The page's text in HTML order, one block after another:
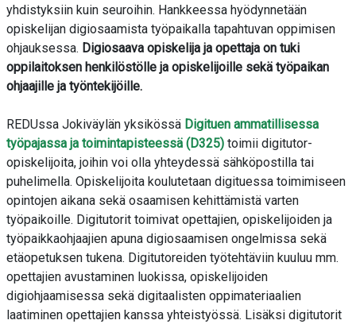
yhdistyksiin kuin seuroihin. Hankkeessa hyödynnetään
opiskelijan digiosaamista työpaikalla tapahtuvan oppimisen
ohjauksessa. Digiosaava opiskelija ja opettaja on tuki
oppilaitoksen henkilöstölle ja opiskelijoille sekä työpaikan
ohjaajille ja työntekijöille.
REDUssa Jokiväylän yksikössä Digituen ammatillisessa
työpajassa ja toimintapisteessä (D325) toimii digitutor-
opiskelijoita, joihin voi olla yhteydessä sähköpostilla tai
puhelimella. Opiskelijoita koulutetaan digituessa toimimiseen
opintojen aikana sekä osaamisen kehittämistä varten
työpaikoille. Digitutorit toimivat opettajien, opiskelijoiden ja
työpaikkaohjaajien apuna digiosaamisen ongelmissa sekä
etäopetuksen tukena. Digitutoreiden työtehtäviin kuuluu mm.
opettajien avustaminen luokissa, opiskelijoiden
digiohjaamisessa sekä digitaalisten oppimateriaalien
laatiminen opettajien kanssa yhteistyössä. Lisäksi digitutorit